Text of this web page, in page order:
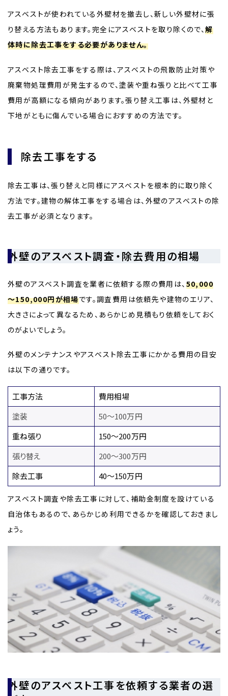
アスベストが使われている外壁材を撤去し、新しい外壁材に張
り替える方法もあります。完全にアスベストを取り除くので、解
体時に除去工事をする必要がありません。
アスベスト除去工事をする際は、アスベストの飛散防止対策や
廃棄物処理費用が発生するので、塗装や重ね張りと比べて工事
費用が高額になる傾向があります。張り替え工事は、外壁材と
下地がともに傷んでいる場合におすすめの方法です。
除去工事をする
除去工事は、張り替えと同様にアスベストを根本的に取り除く
方法です。建物の解体工事をする場合は、外壁のアスベストの除
去工事が必須となります。
外壁のアスベスト調査・除去費用の相場
外壁のアスベスト調査を業者に依頼する際の費用は、 50,000
～150,000円が相場です。調査費用は依頼先や建物のエリア、
大きさによって異なるため、あらかじめ見積もり依頼をしておく
のがよいでしょう。
外壁のメンテナンスやアスベスト除去工事にかかる費用の目安
は以下の通りです。
工事方法
費用相場
塗装
50～100万円
重ね張り
150～200万円
張り替え
200～300万円
除去工事
40～150万円
アスベスト調査や除去工事に対して、補助金制度を設けている
自治体もあるので、あらかじめ利用できるかを確認しておきまし
ょう。
外壁のアスベスト工事を依頼する業者の選